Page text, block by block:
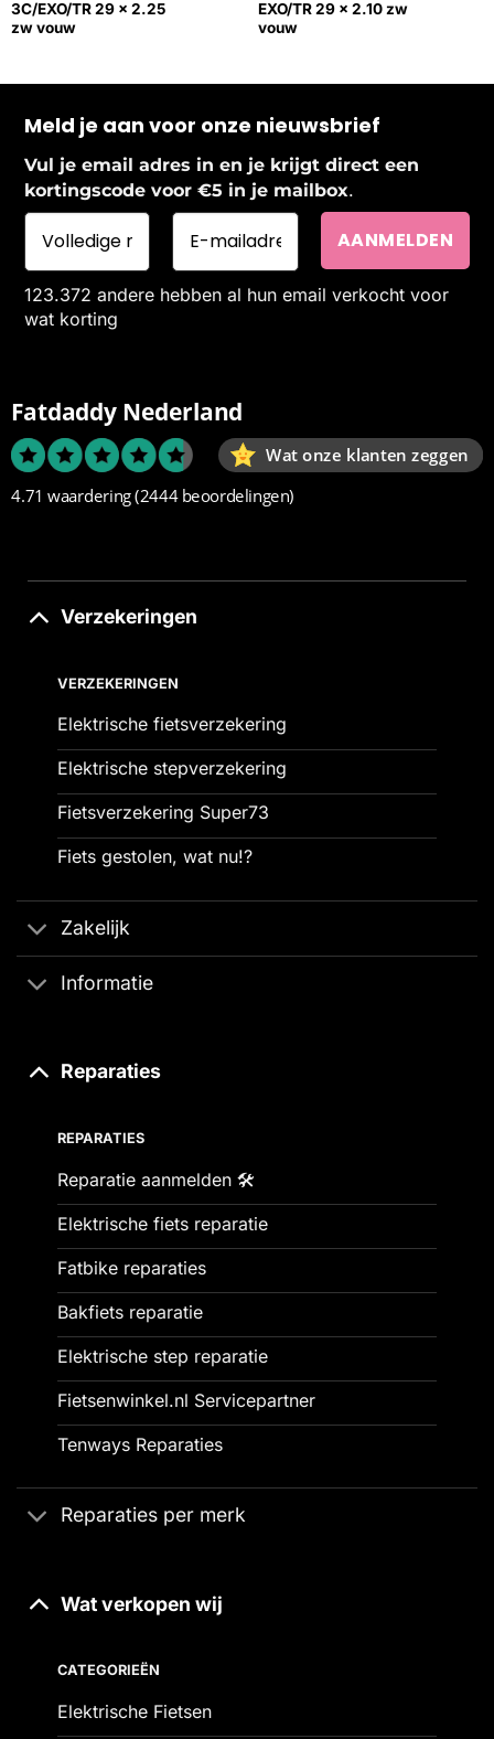
3C/EXO/TR 29 x 2.25
zw vouw
EXO/TR 29 x 2.10 zw
vouw
Meld je aan voor onze nieuwsbrief
Vul je email adres in en je krijgt direct een
kortingscode voor €5 in je mailbox.
123.372 andere hebben al hun email verkocht voor
wat korting
Fatdaddy Nederland
Wat onze klanten zeggen
4.71 waardering(2444 beoordelingen)
Verzekeringen
VERZEKERINGEN
Elektrische fietsverzekering
Elektrische stepverzekering
Fietsverzekering Super73
Fiets gestolen, wat nu!?
Zakelijk
Informatie
Reparaties
REPARATIES
Reparatie aanmelden 🛠️
Elektrische fiets reparatie
Fatbike reparaties
Bakfiets reparatie
Elektrische step reparatie
Fietsenwinkel.nl Servicepartner
Tenways Reparaties
Reparaties per merk
Wat verkopen wij
CATEGORIEËN
Elektrische Fietsen